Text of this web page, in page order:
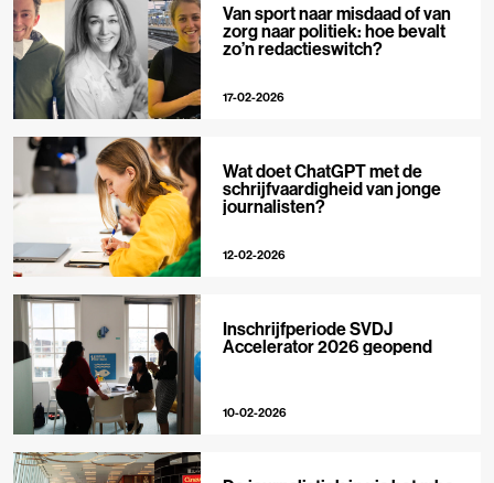
Van sport naar misdaad of van
zorg naar politiek: hoe bevalt
zo’n redactieswitch?
17-02-2026
Wat doet ChatGPT met de
schrijfvaardigheid van jonge
journalisten?
12-02-2026
Inschrijfperiode SVDJ
Accelerator 2026 geopend
10-02-2026